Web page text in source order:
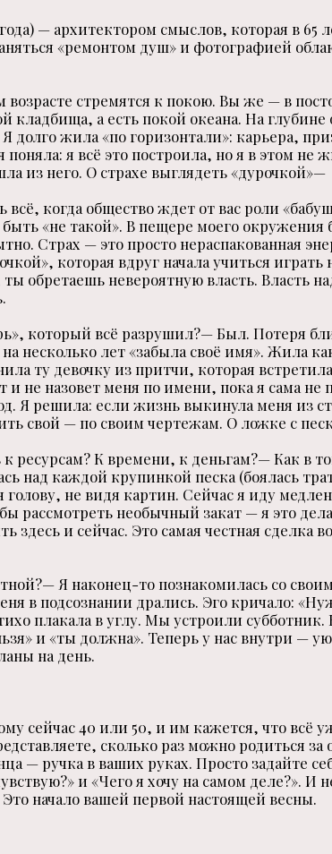
— архитектором смыслов, которая в 65
«ремонтом душ» и фотографией
стремятся к покою. Вы же — в
кладбища, а есть покой океана. На
долго жила «по горизонтали»: карьера,
поняла: я всё это построила, но я в этом не
из него. О страхе выглядеть «дурочкой»—
когда общество ждет от вас роли
быть «не такой». В пещере моего
Страх — это просто нераспакованная
которая вдруг начала учиться
обретаешь невероятную власть. Власть
который всё разрушил?— Был. Потеря
несколько лет «забыла своё имя». Жила
ту девочку из притчи, которая
и не назовет меня по имени, пока я сама не
Я решила: если жизнь выкинула меня из
свой — по своим чертежам. О ложке с
ресурсам? К времени, к деньгам?— Как в
над каждой крупинкой песка (боялась
голову, не видя картин. Сейчас я иду
рассмотреть необычный закат — я это
здесь и сейчас. Это самая честная сделка
Я наконец-то познакомилась со
в подсознании дрались. Эго кричало:
плакала в углу. Мы устроили
и «ты должна». Теперь у нас внутри —
на день.
сейчас 40 или 50, и им кажется, что всё
сколько раз можно родиться за
— ручка в ваших руках. Просто задайте
и «Чего я хочу на самом деле?». И
Это начало вашей первой настоящей весны.